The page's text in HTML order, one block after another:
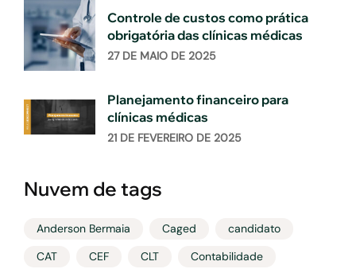
Controle de custos como prática
obrigatória das clínicas médicas
27 DE MAIO DE 2025
Planejamento financeiro para
clínicas médicas
21 DE FEVEREIRO DE 2025
Nuvem de tags
Anderson Bermaia Caged
candidato
CAT
CEF CLT
Contabilidade